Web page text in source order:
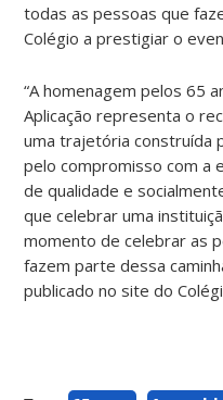
todas as pessoas que
Colégio a prestigiar o
“A homenagem pelos 65
Aplicação representa o
uma trajetória construída
pelo compromisso com a
de qualidade e
que celebrar uma
momento de celebrar as
fazem parte dessa
publicado no site do